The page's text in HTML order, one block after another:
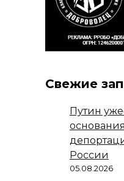
Свежие
Путин
России
05.08.2026